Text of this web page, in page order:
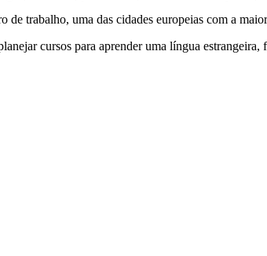
de trabalho, uma das cidades europeias com a
cursos para aprender uma língua